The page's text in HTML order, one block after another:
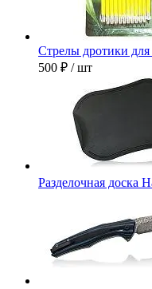
Стрелы дротики
500 ₽ / шт
Разделочная доска